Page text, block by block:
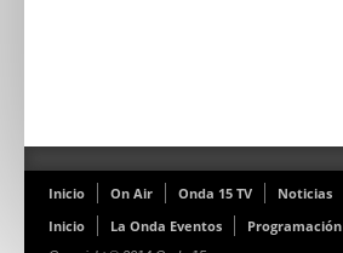
Inicio On Air Onda 15 TV Noticias
Inicio
La Onda Eventos Programación